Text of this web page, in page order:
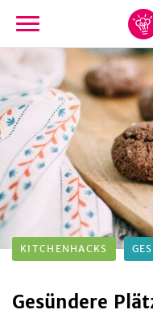
zur
KITCHENHACKS
Gesündere